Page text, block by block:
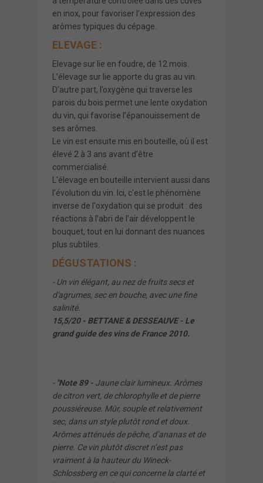
en inox, pour favoriser l’expression des
arômes typiques du cépage.
ELEVAGE :
Elevage sur lie en foudre, de 12 mois.
L’élevage sur lie apporte du gras au vin.
D’autre part, l’oxygène qui traverse les
parois du bois permet une lente oxydation
du vin, qui favorise l’épanouissement de
ses arômes.
Le vin est ensuite mis en bouteille, où il est
élevé 2 à 3 ans avant d’être
commercialisé.
L'élevage en bouteille intervient aussi dans
l’évolution du vin. Ici, c'est le phénomène
inverse de l'oxydation qui se produit : des
réactions à l’abri de l’air développent le
bouquet, tout en lui donnant des nuances
plus subtiles.
DÉGUSTATIONS :
- Un vin élégant, au nez de fruits secs et
d'agrumes, sec en bouche, avec une fine
salinité.
15,5/20 - BETTANE & DESSEAUVE - Le
grand guide des vins de France 2010.
- "Note 89 - Jaune clair lumineux. Arômes
de citron vert, de chlorophylle et de pierre
poussiéreuse. Mûr, souple et relativement
sec, dans un style plutôt rond et doux.
Arômes atténués de pêche, d’ananas et de
pierre. Ce vin plutôt discret n’est pas
vraiment à la hauteur du Wineck-
Schlossberg en ce qui concerne la clarté et